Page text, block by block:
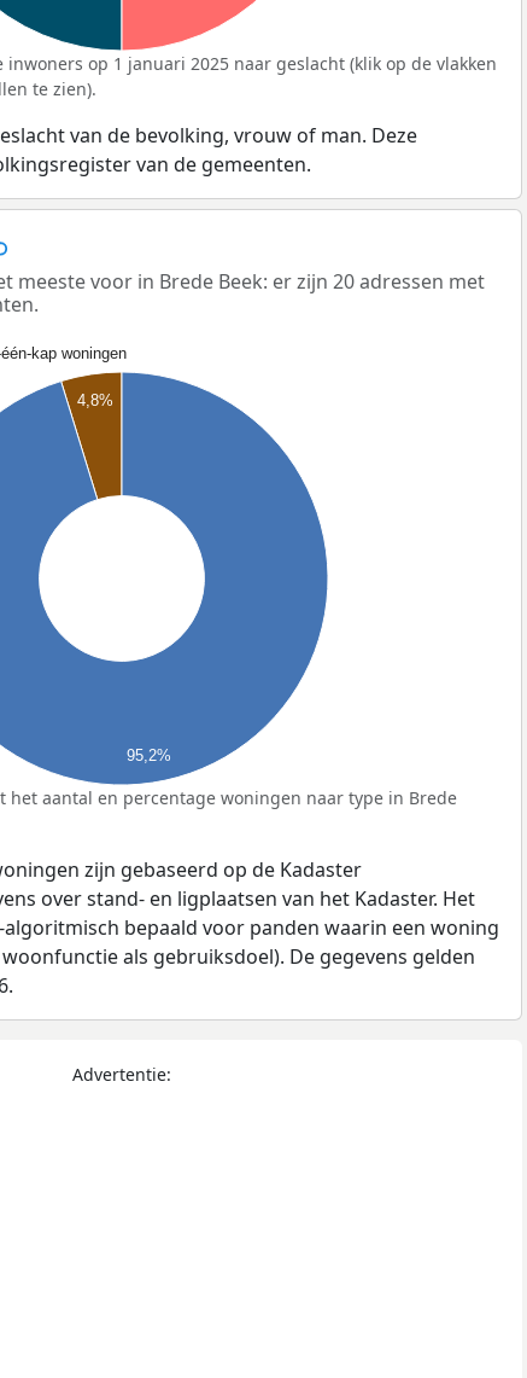
op 1 januari 2025 naar geslacht (klik op de vlakken
te zien).
van de bevolking, vrouw of man. Deze
van de gemeenten.
meeste voor in Brede Beek: er zijn 20 adressen met
kap woningen
4,8%
95,2%
het aantal en percentage woningen naar type in Brede
zijn gebaseerd op de Kadaster
over stand- en ligplaatsen van het Kadaster. Het
bepaald voor panden waarin een woning
als gebruiksdoel). De gegevens gelden
Advertentie: